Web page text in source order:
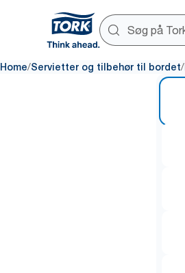
Home/Servietter og tilbehør til bordet/